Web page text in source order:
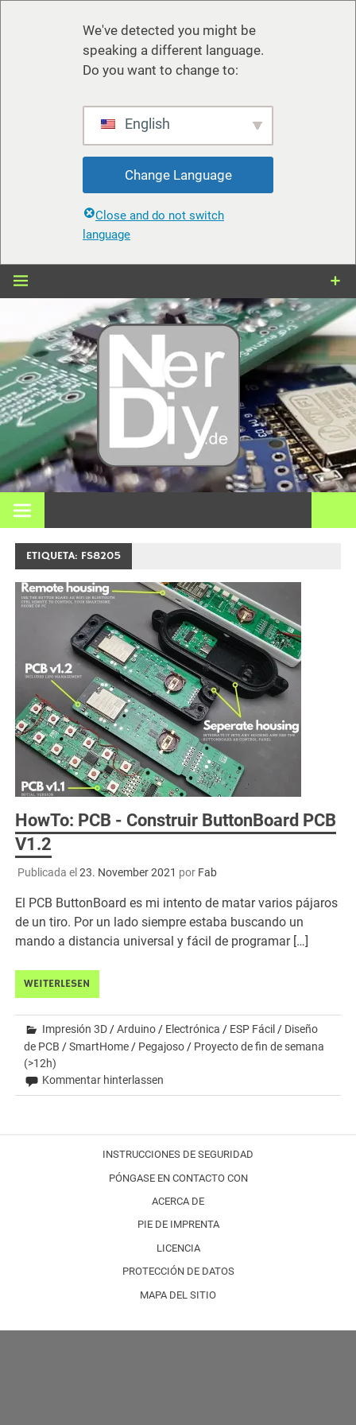
We've detected you might be
speaking a different language.
Do you want to change to:
English
Change Language
Close and do not switch
language
Zum
3D y
En nerdiy.de, todo gira en torno a la electrónica, el bricolaje,
la impresión 3D, el hogar inteligente y muchos otros temas
ETIQUETA: FS8205
HowTo: PCB - Construir ButtonBoard PCB
V1.2
Publicada el 23. November 2021 por Fab
El PCB ButtonBoard es mi intento de matar varios pájaros
de un tiro. Por un lado siempre estaba buscando un
mando a distancia universal y fácil de programar […]
WEITERLESEN
Impresión 3D /Arduino / Electrónica / ESP Fácil / Diseño
de PCB /SmartHome / Pegajoso / Proyecto de fin de semana
(>12h)
Kommentar hinterlassen
INSTRUCCIONES DE SEGURIDAD
PÓNGASE EN CONTACTO CON
ACERCA DE
PIE DE IMPRENTA
LICENCIA
PROTECCIÓN DE DATOS
MAPA DEL SITIO